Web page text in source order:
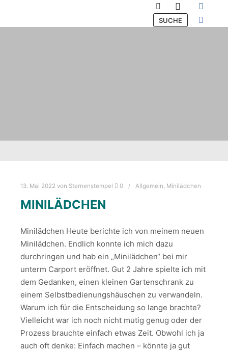
SuchenHauptmenü
SUCHE
13. Mai 2022 von Sternenstempel 0 Allgemein, Minilädchen
MINILÄDCHEN
Minilädchen Heute berichte ich von meinem neuen
Minilädchen. Endlich konnte ich mich dazu
durchringen und hab ein „Minilädchen“ bei mir
unterm Carport eröffnet. Gut 2 Jahre spielte ich mit
dem Gedanken, einen kleinen Gartenschrank zu
einem Selbstbedienungshäuschen zu verwandeln.
Warum ich für die Entscheidung so lange brachte?
Vielleicht war ich noch nicht mutig genug oder der
Prozess brauchte einfach etwas Zeit. Obwohl ich ja
auch oft denke: Einfach machen – könnte ja gut